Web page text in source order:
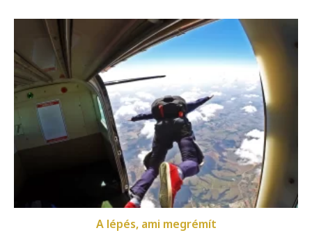
A lépés, ami megrémít